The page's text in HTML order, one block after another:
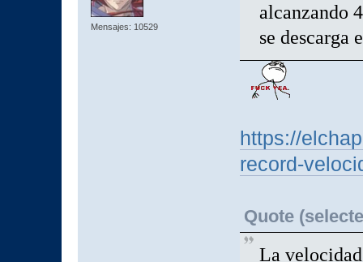
Mensajes: 10529
alcanzando
se descarga
https://
record-
Quote
La